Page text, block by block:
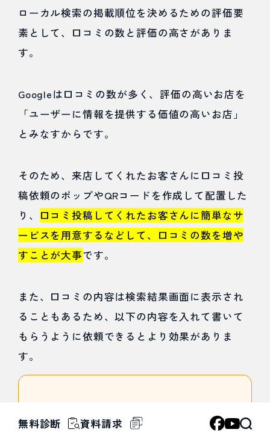
無料診断 資料請求
ローカル検索の掲載順位を決めるための評価要
素として、口コミの数と評価の高さがありま
す。
Googleは口コミの数が多く、評価の高いお店を
「ユーザーに情報を提供する価値の高いお店」
とみなすからです。
そのため、来店してくれたお客さんに口コミ投
稿依頼のポップやQRコードを作成して配置した
り、
口コミ投稿してくれたお客さんに簡単なサ
ービスを用意するなどして、口コミの数を増や
すことが大事です。
また、口コミの内容は検索結果画面に表示され
ることもあるため、以下の内容を入れて書いて
もらうように依頼できるとより効果がありま
す。
（駅近、賃貸、マンションなど）